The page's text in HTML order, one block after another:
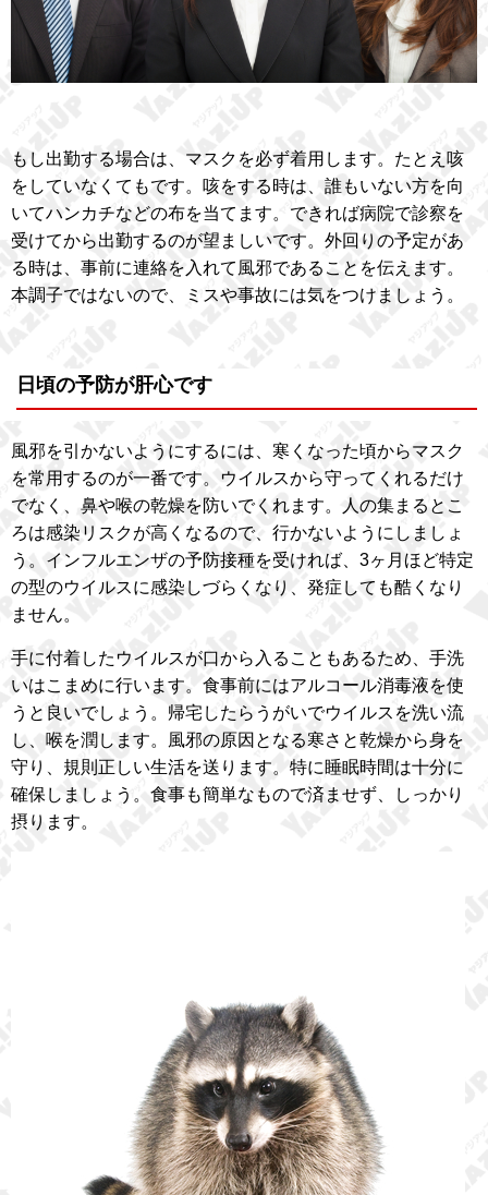
もし出勤する場合は、マスクを必ず着用します。たとえ咳
をしていなくてもです。咳をする時は、誰もいない方を向
いてハンカチなどの布を当てます。できれば病院で診察を
受けてから出勤するのが望ましいです。外回りの予定があ
る時は、事前に連絡を入れて風邪であることを伝えます。
本調子ではないので、ミスや事故には気をつけましょう。
日頃の予防が肝心です
風邪を引かないようにするには、寒くなった頃からマスク
を常用するのが一番です。ウイルスから守ってくれるだけ
でなく、鼻や喉の乾燥を防いでくれます。人の集まるとこ
ろは感染リスクが高くなるので、行かないようにしましょ
う。インフルエンザの予防接種を受ければ、3ヶ月ほど特定
の型のウイルスに感染しづらくなり、発症しても酷くなり
ません。
手に付着したウイルスが口から入ることもあるため、手洗
いはこまめに行います。食事前にはアルコール消毒液を使
うと良いでしょう。帰宅したらうがいでウイルスを洗い流
し、喉を潤します。風邪の原因となる寒さと乾燥から身を
守り、規則正しい生活を送ります。特に睡眠時間は十分に
確保しましょう。食事も簡単なもので済ませず、しっかり
摂ります。